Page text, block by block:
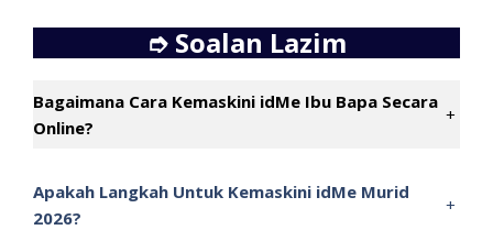
➮ Soalan Lazim
Bagaimana Cara Kemaskini idMe Ibu Bapa Secara
Online?
+
Apakah Langkah Untuk Kemaskini idMe Murid
2026?
+